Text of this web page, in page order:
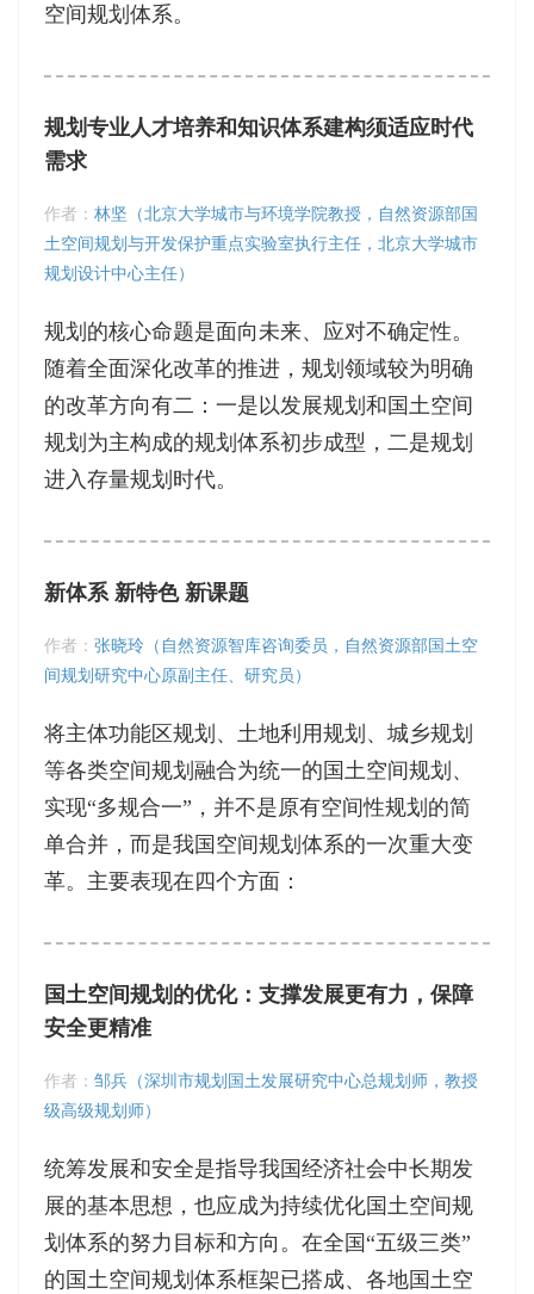
空间规划体系。
规划专业人才培养和知识体系建构须适应时代
需求
作者： 林坚（北京大学城市与环境学院教授，自然资源部国
土空间规划与开发保护重点实验室执行主任，北京大学城市
规划设计中心主任）
规划的核心命题是面向未来、应对不确定性。
随着全面深化改革的推进，规划领域较为明确
的改革方向有二：一是以发展规划和国土空间
规划为主构成的规划体系初步成型，二是规划
进入存量规划时代。
新体系 新特色 新课题
作者： 张晓玲（自然资源智库咨询委员，自然资源部国土空
间规划研究中心原副主任、研究员）
将主体功能区规划、土地利用规划、城乡规划
等各类空间规划融合为统一的国土空间规划、
实现“多规合一”，并不是原有空间性规划的简
单合并，而是我国空间规划体系的一次重大变
革。主要表现在四个方面：
国土空间规划的优化：支撑发展更有力，保障
安全更精准
作者： 邹兵（深圳市规划国土发展研究中心总规划师，教授
级高级规划师）
统筹发展和安全是指导我国经济社会中长期发
展的基本思想，也应成为持续优化国土空间规
划体系的努力目标和方向。在全国“五级三类”
的国土空间规划体系框架已搭成、各地国土空